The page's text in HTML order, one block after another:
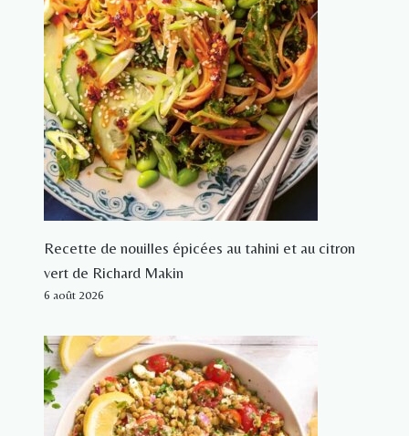
Recette de nouilles épicées au tahini et au citron
vert de Richard Makin
6 août 2026